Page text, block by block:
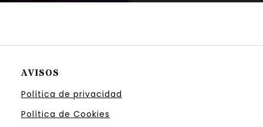
AVISOS
Política de privacidad
Política de Cookies